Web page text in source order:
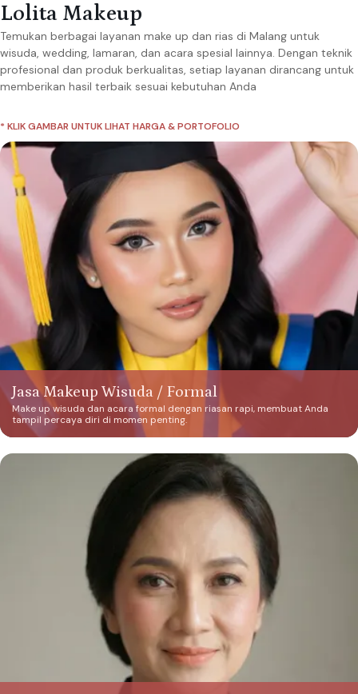
Lolita Makeup
Temukan berbagai layanan make up dan rias di Malang untuk
wisuda, wedding, lamaran, dan acara spesial lainnya. Dengan teknik
profesional dan produk berkualitas, setiap layanan dirancang untuk
memberikan hasil terbaik sesuai kebutuhan Anda
* KLIK GAMBAR UNTUK LIHAT HARGA & PORTOFOLIO
Jasa Makeup Wisuda / Formal
Make up wisuda dan acara formal dengan riasan rapi, membuat Anda
tampil percaya diri di momen penting.